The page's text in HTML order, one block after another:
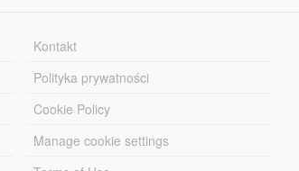
Kontakt
Polityka prywatności
Cookie Policy
Manage cookie settings